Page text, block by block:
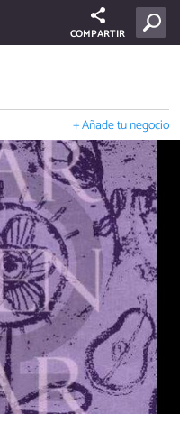
COMPARTIR
+ Añade tu negocio